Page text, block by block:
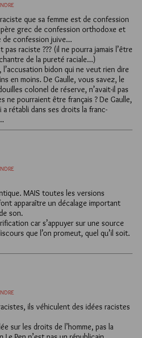
que sa femme est de confession
grec de confession orthodoxe et
de confession juive…
pas raciste ??? (il ne pourra jamais l’être
de la pureté raciale…)
l’accusation bidon qui ne veut rien dire
en moins. De Gaulle, vous savez, le
colonel de réserve, n’avait-il pas
ne pourraient être français ? De Gaulle,
rétabli dans ses droits la franc-
MAIS toutes les versions
apparaître un décalage important
son.
car s’appuyer sur une source
que l’on promeut, quel qu’il soit.
ils véhiculent des idées racistes
sur les droits de l’homme, pas la